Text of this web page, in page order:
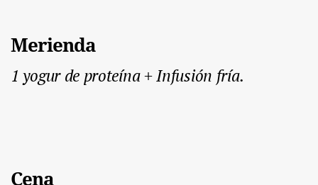
Merienda
1 yogur de proteína + Infusión fría.
Cena